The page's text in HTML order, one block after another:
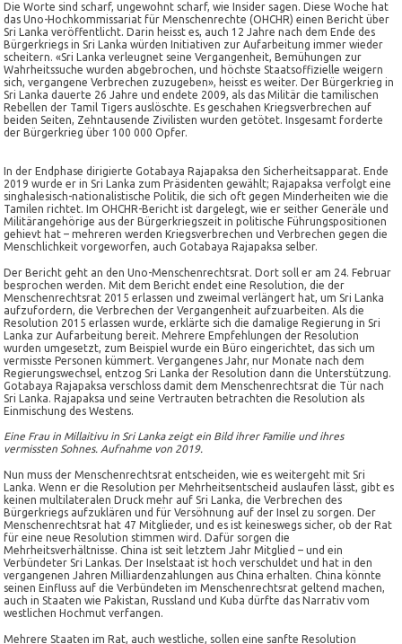
Die Worte sind scharf, ungewohnt scharf, wie Insider sagen. Diese Woche hat
das Uno-Hochkommissariat für Menschenrechte (OHCHR) einen Bericht über
Sri Lanka veröffentlicht. Darin heisst es, auch 12 Jahre nach dem Ende des
Bürgerkriegs in Sri Lanka würden Initiativen zur Aufarbeitung immer wieder
scheitern. «Sri Lanka verleugnet seine Vergangenheit, Bemühungen zur
Wahrheitssuche wurden abgebrochen, und höchste Staatsoffizielle weigern
sich, vergangene Verbrechen zuzugeben», heisst es weiter. Der Bürgerkrieg in
Sri Lanka dauerte 26 Jahre und endete 2009, als das Militär die tamilischen
Rebellen der Tamil Tigers auslöschte. Es geschahen Kriegsverbrechen auf
beiden Seiten, Zehntausende Zivilisten wurden getötet. Insgesamt forderte
der Bürgerkrieg über 100 000 Opfer.
In der Endphase dirigierte Gotabaya Rajapaksa den Sicherheitsapparat. Ende
2019 wurde er in Sri Lanka zum Präsidenten gewählt; Rajapaksa verfolgt eine
singhalesisch-nationalistische Politik, die sich oft gegen Minderheiten wie die
Tamilen richtet. Im OHCHR-Bericht ist dargelegt, wie er seither Generäle und
Militärangehörige aus der Bürgerkriegszeit in politische Führungspositionen
gehievt hat – mehreren werden Kriegsverbrechen und Verbrechen gegen die
Menschlichkeit vorgeworfen, auch Gotabaya Rajapaksa selber.
Der Bericht geht an den Uno-Menschenrechtsrat. Dort soll er am 24. Februar
besprochen werden. Mit dem Bericht endet eine Resolution, die der
Menschenrechtsrat 2015 erlassen und zweimal verlängert hat, um Sri Lanka
aufzufordern, die Verbrechen der Vergangenheit aufzuarbeiten. Als die
Resolution 2015 erlassen wurde, erklärte sich die damalige Regierung in Sri
Lanka zur Aufarbeitung bereit. Mehrere Empfehlungen der Resolution
wurden umgesetzt, zum Beispiel wurde ein Büro eingerichtet, das sich um
vermisste Personen kümmert. Vergangenes Jahr, nur Monate nach dem
Regierungswechsel, entzog Sri Lanka der Resolution dann die Unterstützung.
Gotabaya Rajapaksa verschloss damit dem Menschenrechtsrat die Tür nach
Sri Lanka. Rajapaksa und seine Vertrauten betrachten die Resolution als
Einmischung des Westens.
Eine Frau in Millaitivu in Sri Lanka zeigt ein Bild ihrer Familie und ihres
vermissten Sohnes. Aufnahme von 2019.
Nun muss der Menschenrechtsrat entscheiden, wie es weitergeht mit Sri
Lanka. Wenn er die Resolution per Mehrheitsentscheid auslaufen lässt, gibt es
keinen multilateralen Druck mehr auf Sri Lanka, die Verbrechen des
Bürgerkriegs aufzuklären und für Versöhnung auf der Insel zu sorgen. Der
Menschenrechtsrat hat 47 Mitglieder, und es ist keineswegs sicher, ob der Rat
für eine neue Resolution stimmen wird. Dafür sorgen die
Mehrheitsverhältnisse. China ist seit letztem Jahr Mitglied – und ein
Verbündeter Sri Lankas. Der Inselstaat ist hoch verschuldet und hat in den
vergangenen Jahren Milliardenzahlungen aus China erhalten. China könnte
seinen Einfluss auf die Verbündeten im Menschenrechtsrat geltend machen,
auch in Staaten wie Pakistan, Russland und Kuba dürfte das Narrativ vom
westlichen Hochmut verfangen.
Mehrere Staaten im Rat, auch westliche, sollen eine sanfte Resolution